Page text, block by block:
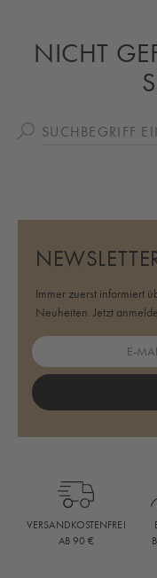
NICHT
Immer zuerst informiert
Neuheiten. Jetzt
VERSANDKOSTENFREI
AB 90 €